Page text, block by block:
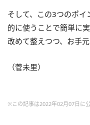
そして、この3つのポ
的に使うことで簡単に
改めて整えつつ、お手
（菅未里）
※この記事は2022年02月07日に